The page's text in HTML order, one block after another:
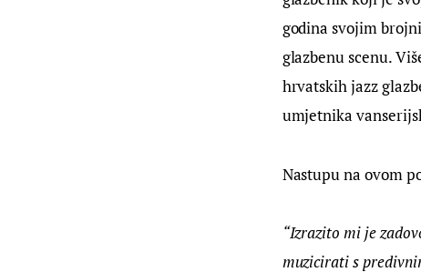
godina svojim
glazbenu scenu.
hrvatskih jazz
umjetnika
Nastupu na ovom
“Izrazito mi je
muzicirati s